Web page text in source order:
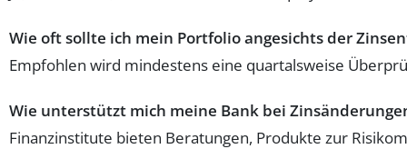
Wie oft sollte ich mein Portfolio angesichts der
Empfohlen wird mindestens eine quartalsweise
Wie unterstützt mich meine Bank bei
Finanzinstitute bieten Beratungen, Produkte zur